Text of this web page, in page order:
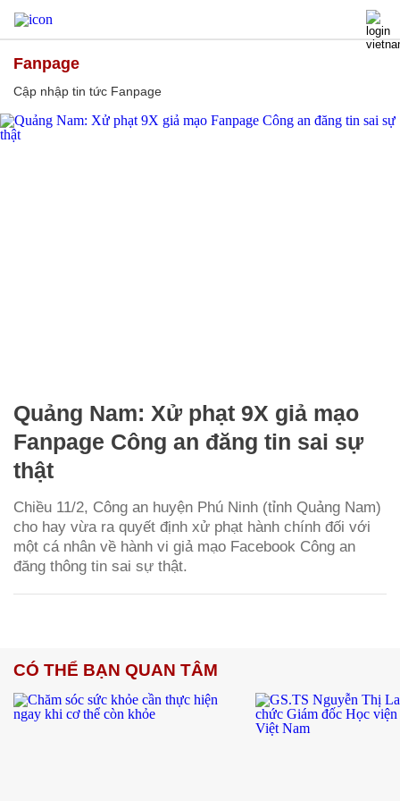
Fanpage
Cập nhập tin tức Fanpage
Quảng Nam: Xử phạt 9X giả mạo
Fanpage Công an đăng tin sai sự
thật
Chiều 11/2, Công an huyện Phú Ninh (tỉnh Quảng Nam)
cho hay vừa ra quyết định xử phạt hành chính đối với
một cá nhân về hành vi giả mạo Facebook Công an
đăng thông tin sai sự thật.
CÓ THỂ BẠN QUAN TÂM